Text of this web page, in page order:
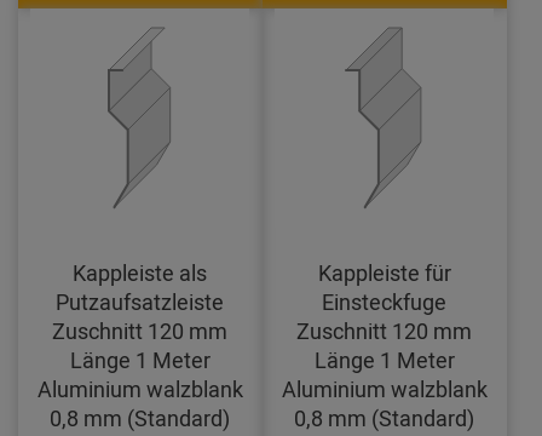
Kappleiste als
Putzaufsatzleiste
Zuschnitt 120 mm
Länge 1 Meter
Aluminium walzblank
0,8 mm (Standard)
Kappleiste für
Einsteckfuge
Zuschnitt 120 mm
Länge 1 Meter
Aluminium walzblank
0,8 mm (Standard)